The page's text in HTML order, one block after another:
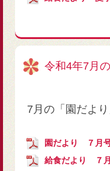
令和4年7月
7月の「園だよ
園だより ７月
給食だより ７